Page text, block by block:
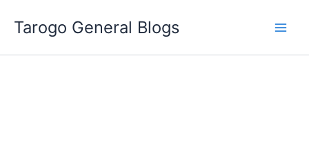
要
Tarogo General Blogs